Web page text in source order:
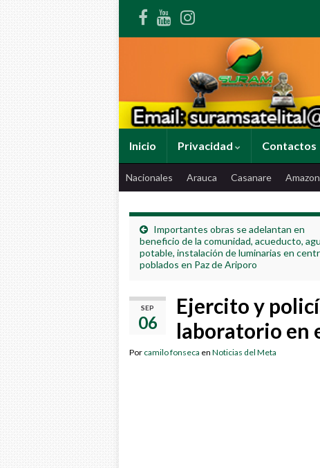
Inicio Privacidad Contactos
Nacionales Arauca Casanare
Importantes obras se adelantan en
beneficio de la comunidad, acueducto,
potable, instalación de luminarias en
poblados en Paz de Ariporo
SEP
06
Ejercito y
laboratorio en
Por camilo fonseca en Noticias del Meta